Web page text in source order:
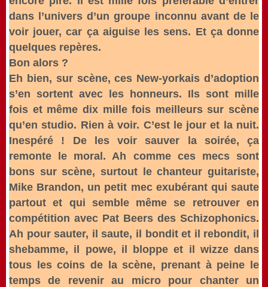
dans l’univers d’un groupe inconnu avant de le
voir jouer, car ça aiguise les sens. Et ça donne
quelques repères.
Bon alors ?
Eh bien, sur scène, ces New-yorkais d’adoption
s’en sortent avec les honneurs. Ils sont mille
fois et même dix mille fois meilleurs sur scène
qu’en studio. Rien à voir. C’est le jour et la nuit.
Inespéré ! De les voir sauver la soirée, ça
remonte le moral. Ah comme ces mecs sont
bons sur scène, surtout le chanteur guitariste,
Mike Brandon, un petit mec exubérant qui saute
partout et qui semble même se retrouver en
compétition avec Pat Beers des Schizophonics.
Ah pour sauter, il saute, il bondit et il rebondit, il
shebamme, il powe, il bloppe et il wizze dans
tous les coins de la scène, prenant à peine le
temps de revenir au micro pour chanter un